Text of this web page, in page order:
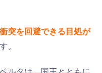
突を回避できる目処が
。